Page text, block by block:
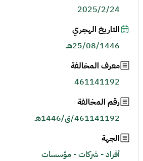
2025/2/24
التاريخ الهجري
25/08/1446هـ
معرف المخالفة
461141192
رقم المخالفة
461141192/ق/1446هـ
الجهة
أفراد - شركات - مؤسسات